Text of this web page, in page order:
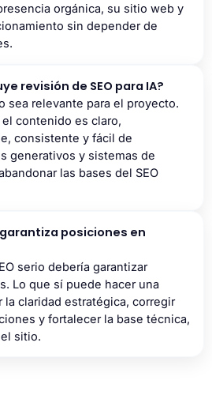
orgánica, su sitio web y
sin depender de
revisión de SEO para IA?
sea relevante para el proyecto.
contenido es claro,
consistente y fácil de
generativos y sistemas de
las bases del SEO
garantiza posiciones en
serio debería garantizar
Lo que sí puede hacer una
claridad estratégica, corregir
y fortalecer la base técnica,
sitio.